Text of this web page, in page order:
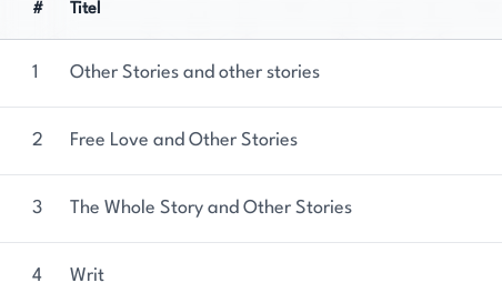
# Titel
1 Other Stories and other stories
2 Free Love and Other Stories
3 The Whole Story and Other Stories
4 Writ